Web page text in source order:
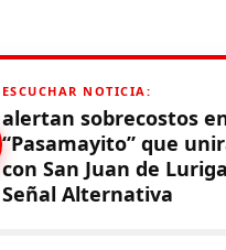
ESCUCHAR NOTICIA:
alertan sobrecostos
“Pasamayito” que
con San Juan de
Señal Alternativa